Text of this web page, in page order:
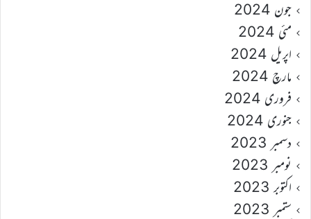
جون 2024
مئی 2024
اپریل 2024
مارچ 2024
فروری 2024
جنوری 2024
دسمبر 2023
نومبر 2023
اکتوبر 2023
ستمبر 2023